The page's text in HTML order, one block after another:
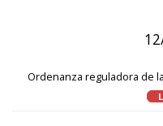
Ordenanza reguladora de